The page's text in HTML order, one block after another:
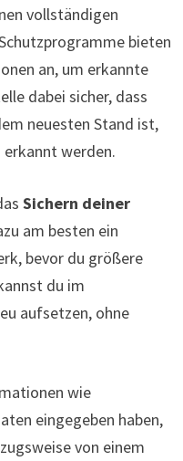
vollständigen
bieten
an, um erkannte
dabei sicher, dass
neuesten Stand ist,
werden.
Sichern deiner
am besten ein
bevor du größere
du im
aufsetzen, ohne
wie
eingegeben haben,
von einem